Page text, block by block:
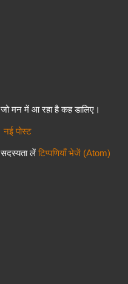
जो मन में आ रहा है कह डालिए।
नई पोस्ट
सदस्यता लें टिप्पणियाँ भेजें (Atom)